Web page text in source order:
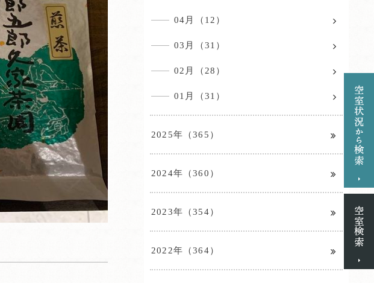
04月（12）
03月（31）
02月（28）
01月（31）
2025年（365）
2024年（360）
2023年（354）
2022年（364）